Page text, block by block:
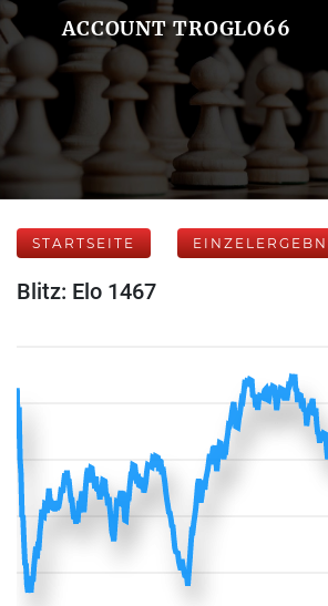
ACCOUNT TROGLO66
STARTSEITE
Blitz: Elo 1467